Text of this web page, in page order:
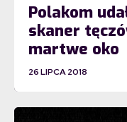
Polakom
skaner
martwe oko
26 LIPCA 2018